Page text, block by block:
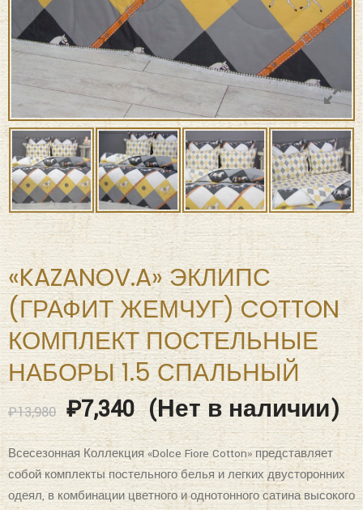
«KAZANOV.A» ЭКЛИПС
(ГРАФИТ ЖЕМЧУГ) COTTON
КОМПЛЕКТ ПОСТЕЛЬНЫЕ
НАБОРЫ 1.5 СПАЛЬНЫЙ
₽ 13,980 ₽7,340(Нет в наличии)
Всесезонная Коллекция «Dolce Fiore Cotton» представляет
собой комплекты постельного белья и легких двусторонних
одеял, в комбинации цветного и однотонного сатина высокого
качества. Комплект состоит из: — Легкого Двустороннего